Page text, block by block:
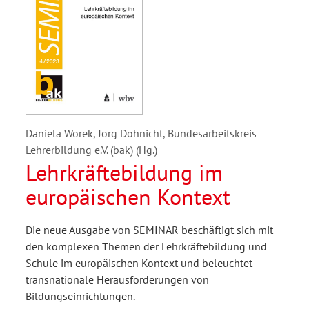
Daniela Worek, Jörg Dohnicht, Bundesarbeitskreis
Lehrerbildung e.V. (bak) (Hg.)
Lehrkräftebildung im
europäischen Kontext
Die neue Ausgabe von SEMINAR beschäftigt sich mit
den komplexen Themen der Lehrkräftebildung und
Schule im europäischen Kontext und beleuchtet
transnationale Herausforderungen von
Bildungseinrichtungen.